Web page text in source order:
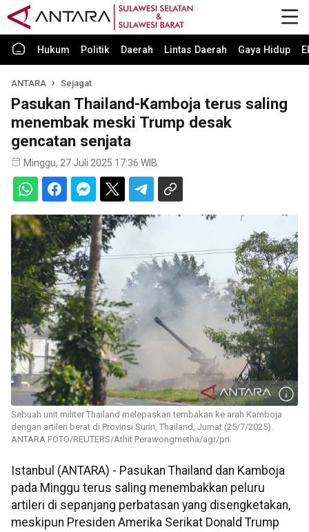
Hukum Politik Daerah Lintas Daerah Gaya Hidup
ANTARA Sejagat
Pasukan Thailand-Kamboja terus saling
menembak meski Trump desak
gencatan senjata
Minggu, 27 Juli 2025 17:36 WIB
Sebuah unit militer Thailand melepaskan tembakan ke arah Kamboja
dengan artileri berat di Provinsi Surin, Thailand, Jumat (25/7/2025).
ANTARA FOTO/REUTERS/Athit Perawongmetha/agr/pri.
Istanbul (ANTARA) - Pasukan Thailand dan Kamboja
pada Minggu terus saling menembakkan peluru
artileri di sepanjang perbatasan yang disengketakan,
meskipun Presiden Amerika Serikat Donald Trump